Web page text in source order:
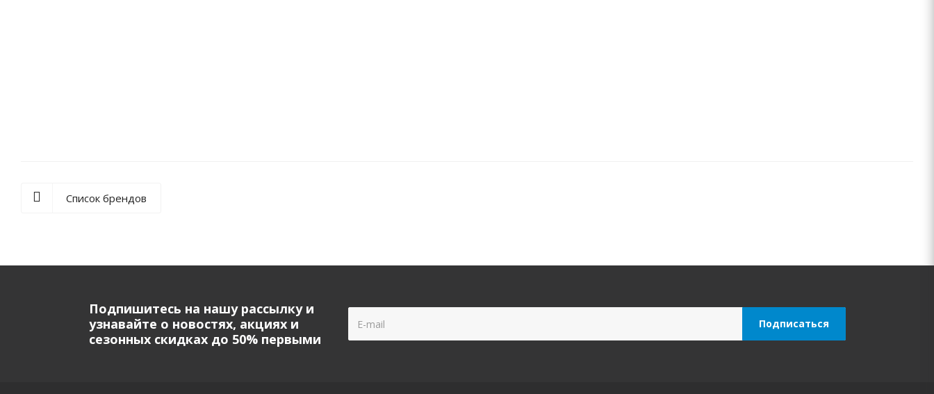
Список брендов
Подпишитесь на нашу рассылку и
узнавайте о новостях, акциях и
сезонных скидках до 50% первыми